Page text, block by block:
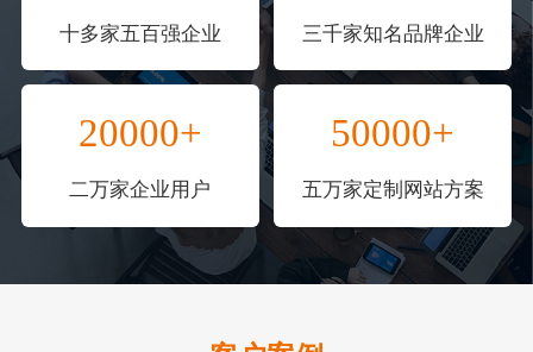
十多家五百强企业 三千家知名品牌企业
20000+
二万家企业用户
50000+
五万家定制网站方案